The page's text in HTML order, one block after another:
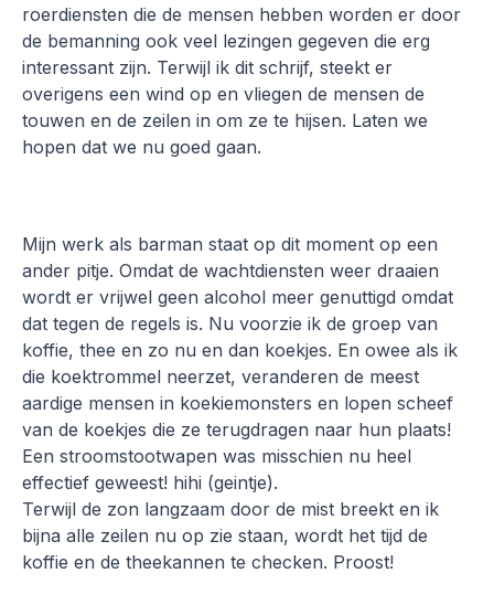
roerdiensten die de mensen hebben worden er door
de bemanning ook veel lezingen gegeven die erg
interessant zijn. Terwijl ik dit schrijf, steekt er
overigens een wind op en vliegen de mensen de
touwen en de zeilen in om ze te hijsen. Laten we
hopen dat we nu goed gaan.
Mijn werk als barman staat op dit moment op een
ander pitje. Omdat de wachtdiensten weer draaien
wordt er vrijwel geen alcohol meer genuttigd omdat
dat tegen de regels is. Nu voorzie ik de groep van
koffie, thee en zo nu en dan koekjes. En owee als ik
die koektrommel neerzet, veranderen de meest
aardige mensen in koekiemonsters en lopen scheef
van de koekjes die ze terugdragen naar hun plaats!
Een stroomstootwapen was misschien nu heel
effectief geweest! hihi (geintje).
Terwijl de zon langzaam door de mist breekt en ik
bijna alle zeilen nu op zie staan, wordt het tijd de
koffie en de theekannen te checken. Proost!